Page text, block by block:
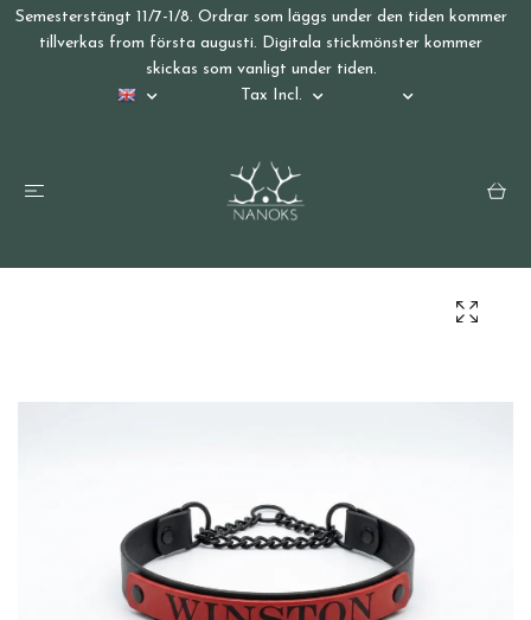
Semesterstängt 11/7-1/8. Ordrar som läggs under den tiden kommer
tillverkas from första augusti. Digitala stickmönster kommer
skickas som vanligt under tiden.
Tax Incl.